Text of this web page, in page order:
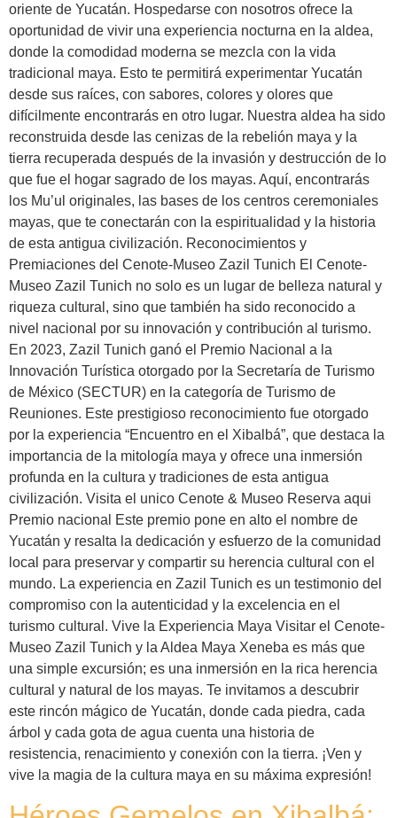
oriente de Yucatán. Hospedarse con nosotros ofrece la
oportunidad de vivir una experiencia nocturna en la aldea,
donde la comodidad moderna se mezcla con la vida
tradicional maya. Esto te permitirá experimentar Yucatán
desde sus raíces, con sabores, colores y olores que
difícilmente encontrarás en otro lugar. Nuestra aldea ha sido
reconstruida desde las cenizas de la rebelión maya y la
tierra recuperada después de la invasión y destrucción de lo
que fue el hogar sagrado de los mayas. Aquí, encontrarás
los Mu’ul originales, las bases de los centros ceremoniales
mayas, que te conectarán con la espiritualidad y la historia
de esta antigua civilización. Reconocimientos y
Premiaciones del Cenote-Museo Zazil Tunich El Cenote-
Museo Zazil Tunich no solo es un lugar de belleza natural y
riqueza cultural, sino que también ha sido reconocido a
nivel nacional por su innovación y contribución al turismo.
En 2023, Zazil Tunich ganó el Premio Nacional a la
Innovación Turística otorgado por la Secretaría de Turismo
de México (SECTUR) en la categoría de Turismo de
Reuniones. Este prestigioso reconocimiento fue otorgado
por la experiencia “Encuentro en el Xibalbá”, que destaca la
importancia de la mitología maya y ofrece una inmersión
profunda en la cultura y tradiciones de esta antigua
civilización. Visita el unico Cenote & Museo Reserva aqui
Premio nacional Este premio pone en alto el nombre de
Yucatán y resalta la dedicación y esfuerzo de la comunidad
local para preservar y compartir su herencia cultural con el
mundo. La experiencia en Zazil Tunich es un testimonio del
compromiso con la autenticidad y la excelencia en el
turismo cultural. Vive la Experiencia Maya Visitar el Cenote-
Museo Zazil Tunich y la Aldea Maya Xeneba es más que
una simple excursión; es una inmersión en la rica herencia
cultural y natural de los mayas. Te invitamos a descubrir
este rincón mágico de Yucatán, donde cada piedra, cada
árbol y cada gota de agua cuenta una historia de
resistencia, renacimiento y conexión con la tierra. ¡Ven y
vive la magia de la cultura maya en su máxima expresión!